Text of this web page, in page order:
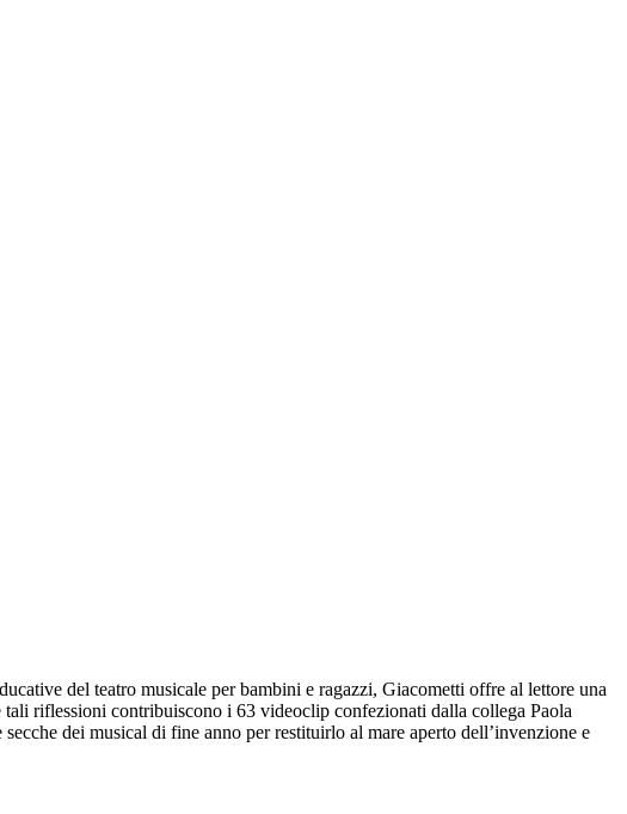
del teatro musicale per bambini e ragazzi, Giacometti offre al lettore una
riflessioni contribuiscono i 63 videoclip confezionati dalla collega Paola
dei musical di fine anno per restituirlo al mare aperto dell’invenzione e